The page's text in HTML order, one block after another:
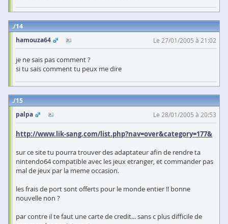
14
hamouza64
Le 27/01/2005 à 21:02
je ne sais pas comment ?
si tu sais comment tu peux me dire
15
palpa
Le 28/01/2005 à 20:53
http://www.lik-sang.com/list.php?nav=over&category=177&
sur ce site tu pourra trouver des adaptateur afin de rendre ta
nintendo64 compatible avec les jeux etranger, et commander pas
mal de jeux par la meme occasion.
les frais de port sont offerts pour le monde entier !! bonne
nouvelle non ?
par contre il te faut une carte de credit... sans c plus difficile de